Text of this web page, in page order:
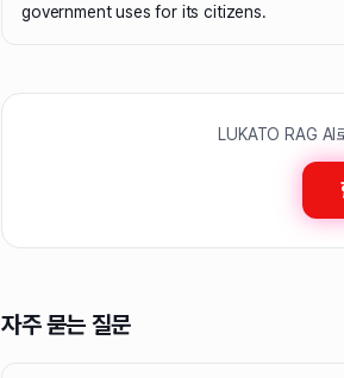
government uses for its citizens.
LUKATO RAG AI
자주 묻는 질문